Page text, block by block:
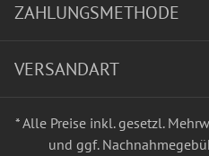
ZAHLUNGSMETHODE
VERSANDART
* Alle Preise inkl. gesetzl.
und ggf.